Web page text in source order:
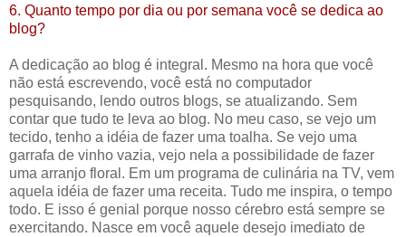
6. Quanto tempo por dia ou por semana você se dedica ao
blog?
A dedicação ao blog é integral. Mesmo na hora que você
não está escrevendo, você está no computador
pesquisando, lendo outros blogs, se atualizando. Sem
contar que tudo te leva ao blog. No meu caso, se vejo um
tecido, tenho a idéia de fazer uma toalha. Se vejo uma
garrafa de vinho vazia, vejo nela a possibilidade de fazer
uma arranjo floral. Em um programa de culinária na TV, vem
aquela idéia de fazer uma receita. Tudo me inspira, o tempo
todo. E isso é genial porque nosso cérebro está sempre se
exercitando. Nasce em você aquele desejo imediato de